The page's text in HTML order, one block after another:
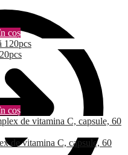
coș
coș
de vitamina C, capsule, 60